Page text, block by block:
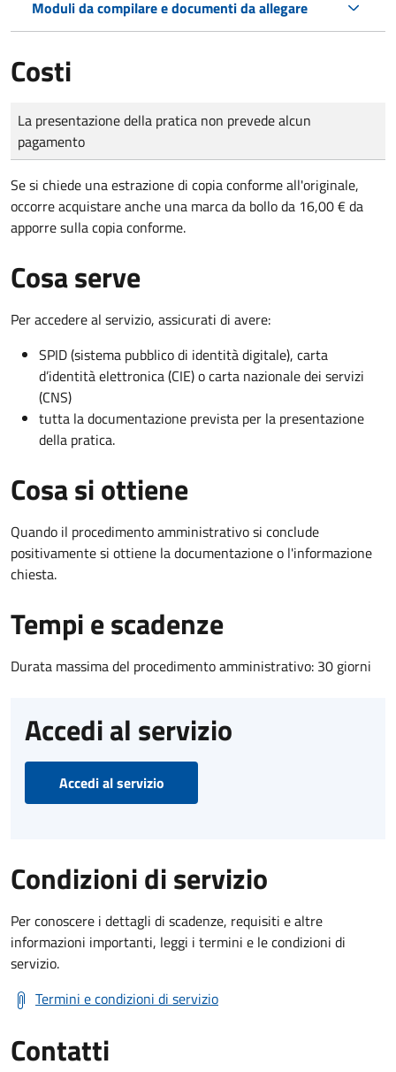
Moduli da compilare e documenti da allegare
Costi
Tipo di pagamento
Importo
La presentazione della pratica non prevede alcun
pagamento
Se si chiede una estrazione di copia conforme all'originale,
occorre acquistare anche una marca da bollo da 16,00 € da
apporre sulla copia conforme.
Cosa serve
Per accedere al servizio, assicurati di avere:
SPID (sistema pubblico di identità digitale), carta
d’identità elettronica (CIE) o carta nazionale dei servizi
(CNS)
tutta la documentazione prevista per la presentazione
della pratica.
Cosa si ottiene
Quando il procedimento amministrativo si conclude
positivamente si ottiene la documentazione o l'informazione
chiesta.
Tempi e scadenze
Durata massima del procedimento amministrativo: 30 giorni
Accedi al servizio
Accedi al servizio
Condizioni di servizio
Per conoscere i dettagli di scadenze, requisiti e altre
informazioni importanti, leggi i termini e le condizioni di
servizio.
Termini e condizioni di servizio
Contatti